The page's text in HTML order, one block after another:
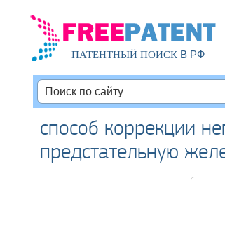
ПАТЕНТНЫЙ ПОИСКВ РФ
способ коррекции
предстательную